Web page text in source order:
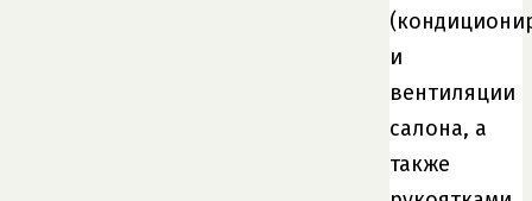
и
вентиляции
салона, а
также